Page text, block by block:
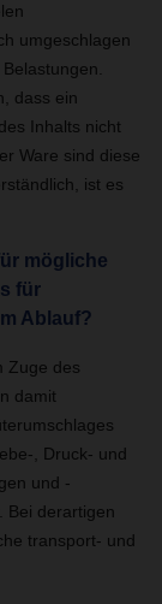
umgeschlagen
dass ein
Inhalts nicht
Ware sind diese
ist es
mögliche
für
Ablauf?
Zuge des
damit
, Druck- und
und -
Bei derartigen
transport- und